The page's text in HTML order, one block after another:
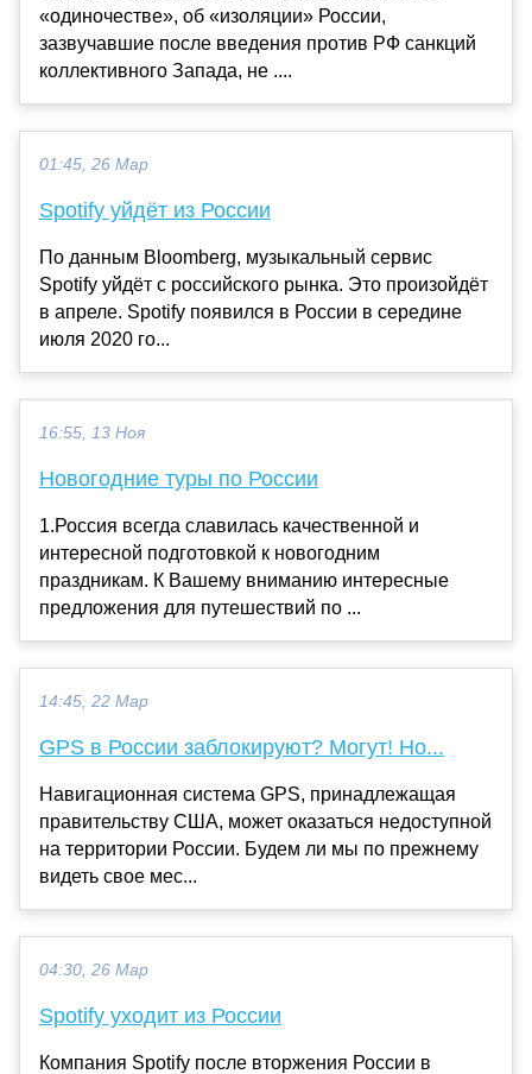
«одиночестве», об «изоляции» России,
зазвучавшие после введения против РФ санкций
коллективного Запада, не ....
01:45, 26 Мар
Spotify уйдёт из России
По данным Bloomberg, музыкальный сервис
Spotify уйдёт с российского рынка. Это произойдёт
в апреле. Spotify появился в России в середине
июля 2020 го...
16:55, 13 Ноя
Новогодние туры по России
1.Россия всегда славилась качественной и
интересной подготовкой к новогодним
праздникам. К Вашему вниманию интересные
предложения для путешествий по ...
14:45, 22 Мар
GPS в России заблокируют? Могут! Но...
Навигационная система GPS, принадлежащая
правительству США, может оказаться недоступной
на территории России. Будем ли мы по прежнему
видеть свое мес...
04:30, 26 Мар
Spotify уходит из России
Компания Spotify после вторжения России в